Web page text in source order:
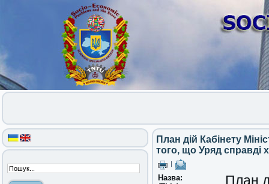
План дій Кабінету
того, що Уряд справді
Назва:
План